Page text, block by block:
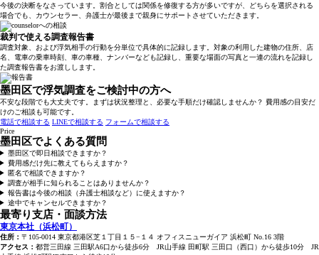
今後の決断をなさっています。割合としては関係を修復する方が多いですが、どちらを選択される
場合でも、カウンセラー、弁護士が最後まで親身にサポートさせていただきます。
裁判で使える調査報告書
調査対象、および浮気相手の行動を分単位で具体的に記録します。対象の利用した建物の住所、店
名、電車の乗車時刻、車の車種、ナンバーなども記録し、重要な場面の写真と一連の流れを記録し
た調査報告書をお渡しします。
墨田区で浮気調査をご検討中の方へ
不安な段階でも大丈夫です。まずは状況整理と、必要な手順だけ確認しませんか？ 費用感の目安だ
けのご相談も可能です。
電話で相談する LINEで相談する フォームで相談する
Price
墨田区でよくある質問
墨田区で即日相談できますか？
費用感だけ先に教えてもらえますか？
匿名で相談できますか？
調査が相手に知られることはありませんか？
報告書は今後の相談（弁護士相談など）に使えますか？
途中でキャンセルできますか？
最寄り支店・面談方法
東京本社（浜松町）
住所： 〒105-0014 東京都港区芝１丁目１５−１４ オフィスニューガイア 浜松町 No.16 3階
アクセス： 都営三田線 三田駅A6口から徒歩6分 JR山手線 田町駅 三田口（西口）から徒歩10分 JR